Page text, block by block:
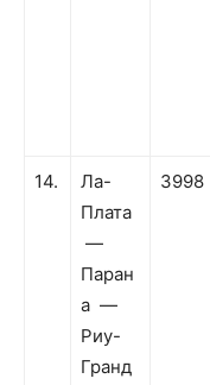
14.
Ла-
Плата
—
Паран
а —
Риу-
Гранд
3998